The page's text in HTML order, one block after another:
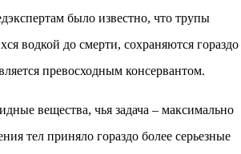
было известно, что трупы
водкой до смерти, сохраняются гораздо
превосходным консервантом.
вещества, чья задача – максимально
тел приняло гораздо более серьезные